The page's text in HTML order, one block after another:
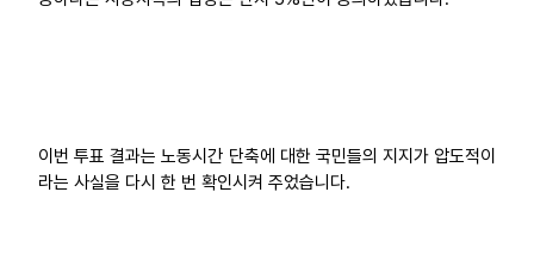
이번 투표 결과는 노동시간 단축에 대한 국민들의 지지가 압도적이
라는 사실을 다시 한 번 확인시켜 주었습니다.